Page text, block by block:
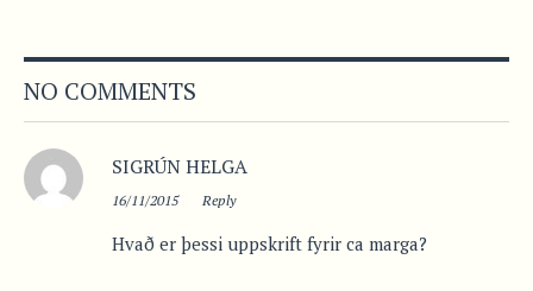
NO COMMENTS
SIGRÚN HELGA
16/11/2015 Reply
Hvað er þessi uppskrift fyrir ca marga?